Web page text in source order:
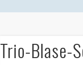
Trio-Blase-